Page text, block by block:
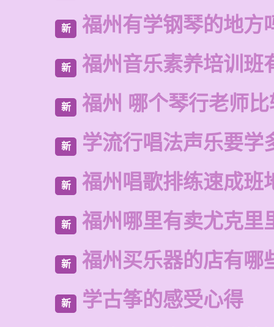
新 福州有学钢琴的地方
新 福州音乐素养培训班
新 福州 哪个琴行老师
新 学流行唱法声乐要学
新 福州唱歌排练速成班
新 福州哪里有卖尤克里
新 福州买乐器的店有哪
新 学古筝的感受心得